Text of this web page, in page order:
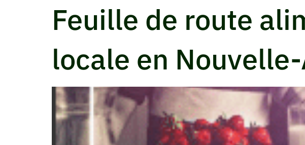
Feuille de route
locale en